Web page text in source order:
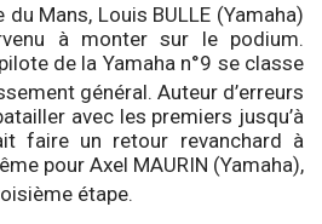
du Mans, Louis BULLE (Yamaha)
à monter sur le podium.
de la Yamaha n°9 se classe
général. Auteur d’erreurs
avec les premiers jusqu’à
faire un retour revanchard à
pour Axel MAURIN (Yamaha),
étape.